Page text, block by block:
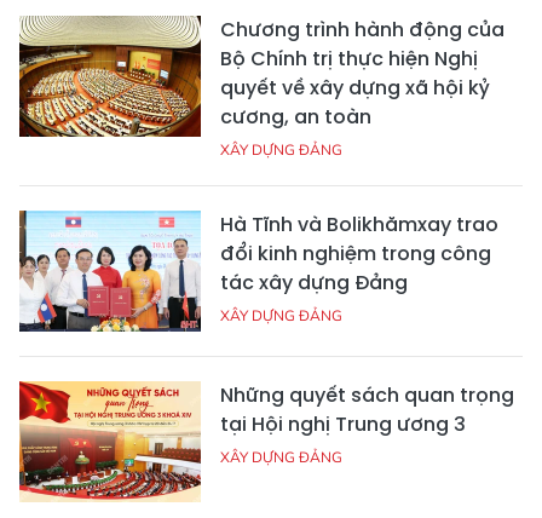
Chương trình hành động của
Bộ Chính trị thực hiện Nghị
quyết về xây dựng xã hội kỷ
cương, an toàn
XÂY DỰNG ĐẢNG
Hà Tĩnh và Bolikhămxay trao
đổi kinh nghiệm trong công
tác xây dựng Đảng
XÂY DỰNG ĐẢNG
Những quyết sách quan trọng
tại Hội nghị Trung ương 3
XÂY DỰNG ĐẢNG